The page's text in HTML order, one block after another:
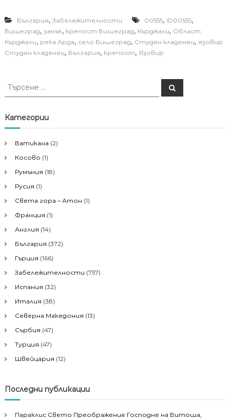
България, Забележителности 00555, ID00555,
Вишеград, замък, крепост Вишеград, Кърджали, Област
Кърджали, река Арда, село Вишеград, Студен кладенец, язовир
Студен кладенец, България, крепост, Язовир
Т
с
е
е
з
а
Т
ъ
е
Категории
Ватикана (2)
Косово (1)
Румъния (18)
Русия (1)
Света гора – Атон (1)
Франция (1)
Англия (14)
България (372)
Гърция (166)
Забележителности (757)
Испания (32)
Италия (38)
Северна Македония (13)
Сърбия (47)
Турция (47)
Швейцария (12)
Последни публикации
Параклис Свето Преображение Господне на Витоша,